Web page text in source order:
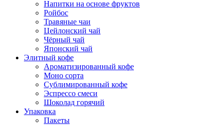
Напитки на основе фруктов
Ройбос
Травяные чаи
Цейлонский чай
Чёрный чай
Японский чай
Элитный кофе
Ароматизированный кофе
Моно сорта
Сублимированный кофе
Эспрессо смеси
Шоколад горячий
Упаковка
Пакеты